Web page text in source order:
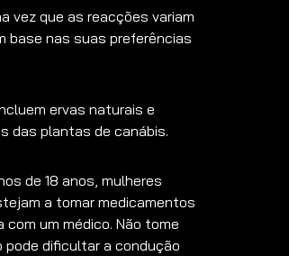
vez que as reacções variam
base nas suas preferências
ervas naturais e
das plantas de canábis.
de 18 anos, mulheres
a tomar medicamentos
um médico. Não tome
pode dificultar a condução